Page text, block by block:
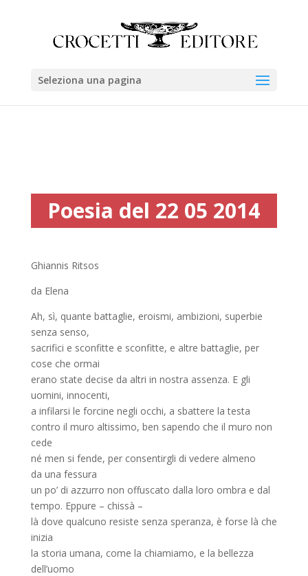
Seleziona una pagina
Poesia del 22 05 2014
Ghiannis Ritsos
da Elena
Ah, sì, quante battaglie, eroismi, ambizioni, superbie
senza senso,
sacrifici e sconfitte e sconfitte, e altre battaglie, per
cose che ormai
erano state decise da altri in nostra assenza. E gli
uomini, innocenti,
a infilarsi le forcine negli occhi, a sbattere la testa
contro il muro altissimo, ben sapendo che il muro non
cede
né men si fende, per consentirgli di vedere almeno
da una fessura
un po’ di azzurro non offuscato dalla loro ombra e dal
tempo. Eppure – chissà –
là dove qualcuno resiste senza speranza, è forse là che
inizia
la storia umana, come la chiamiamo, e la bellezza
dell’uomo